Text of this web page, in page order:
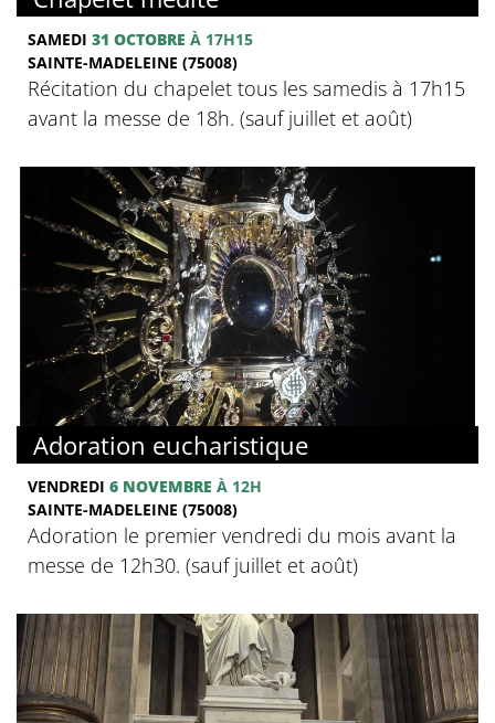
SAMEDI 31 OCTOBRE À 17H15
SAINTE-MADELEINE (75008)
Récitation du chapelet tous les samedis à 17h15
avant la messe de 18h. (sauf juillet et août)
Adoration eucharistique
VENDREDI 6 NOVEMBRE À 12H
SAINTE-MADELEINE (75008)
Adoration le premier vendredi du mois avant la
messe de 12h30. (sauf juillet et août)